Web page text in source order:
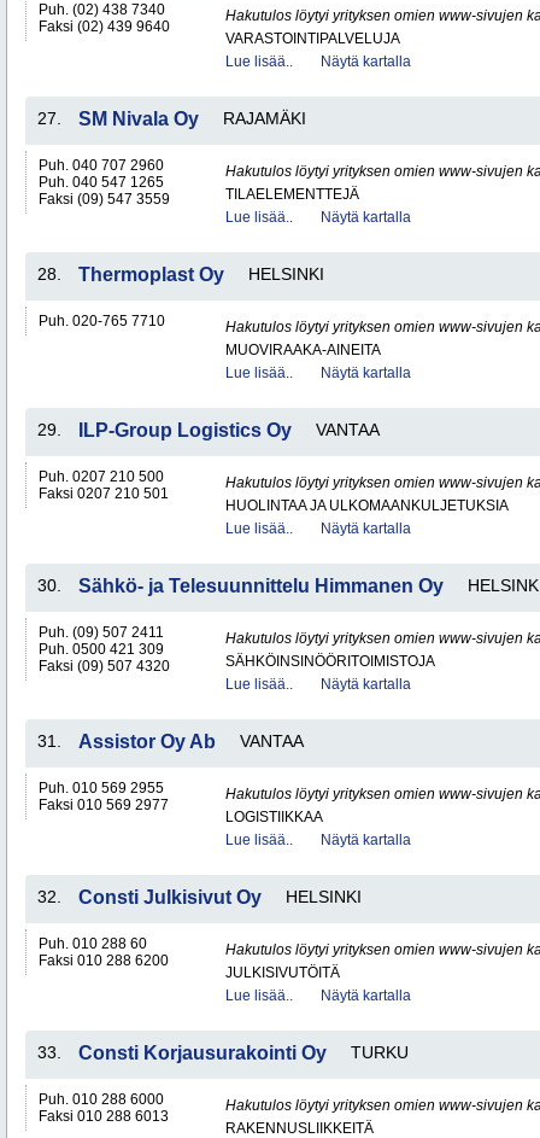
Puh. (02) 438 7340
Faksi (02) 439 9640
Hakutulos löytyi yrityksen omien www-sivujen
VARASTOINTIPALVELUJA
Lue lisää..
Näytä kartalla
27. SM Nivala Oy RAJAMÄKI
Puh. 040 707 2960
Puh. 040 547 1265
Faksi (09) 547 3559
Hakutulos löytyi yrityksen omien www-sivujen
TILAELEMENTTEJÄ
Lue lisää..
Näytä kartalla
28. Thermoplast Oy HELSINKI
Puh. 020-765 7710
Hakutulos löytyi yrityksen omien www-sivujen
MUOVIRAAKA-AINEITA
Lue lisää..
Näytä kartalla
29. ILP-Group Logistics Oy VANTAA
Puh. 0207 210 500
Faksi 0207 210 501
Hakutulos löytyi yrityksen omien www-sivujen
HUOLINTAA JA ULKOMAANKULJETUKSIA
Lue lisää..
Näytä kartalla
30. Sähkö- ja Telesuunnittelu Himmanen Oy
Puh. (09) 507 2411
Puh. 0500 421 309
Faksi (09) 507 4320
Hakutulos löytyi yrityksen omien www-sivujen
SÄHKÖINSINÖÖRITOIMISTOJA
Lue lisää..
Näytä kartalla
31. Assistor Oy Ab VANTAA
Puh. 010 569 2955
Faksi 010 569 2977
Hakutulos löytyi yrityksen omien www-sivujen
LOGISTIIKKAA
Lue lisää..
Näytä kartalla
32. Consti Julkisivut Oy HELSINKI
Puh. 010 288 60
Faksi 010 288 6200
Hakutulos löytyi yrityksen omien www-sivujen
JULKISIVUTÖITÄ
Lue lisää..
Näytä kartalla
33. Consti Korjausurakointi Oy TURKU
Puh. 010 288 6000
Faksi 010 288 6013
Hakutulos löytyi yrityksen omien www-sivujen
RAKENNUSLIIKKEITÄ